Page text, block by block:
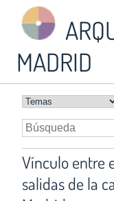
MADRID
Vínculo entre
salidas de la